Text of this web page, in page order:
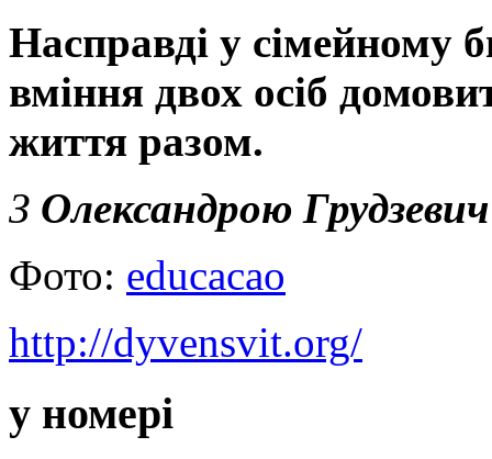
Насправді у сімейному
вміння двох осіб
життя разом.
З Олександрою Грудзевич
Фото: educacao
http://dyvensvit.org/
у номері